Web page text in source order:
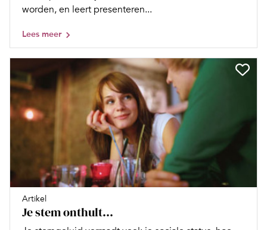
worden, en leert presenteren...
Lees meer
Artikel
Je stem onthult…